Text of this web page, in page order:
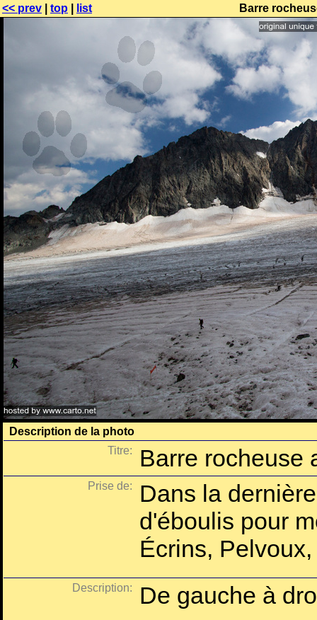
<< prev top list Barre
Description de la photo
Titre:
Barre rocheuse
Prise de:
Dans la
d'éboulis pour
Écrins,
Description:
De gauche à